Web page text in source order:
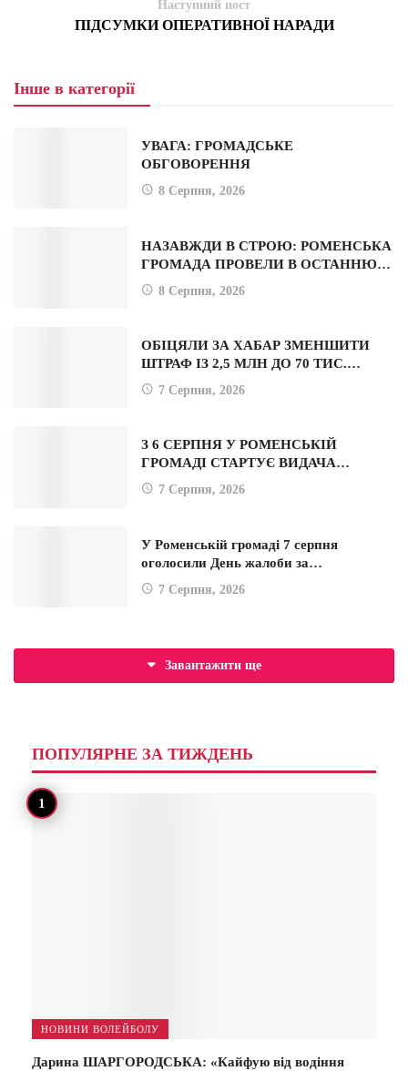
Наступний пост
ПІДСУМКИ ОПЕРАТИВНОЇ НАРАДИ
Інше в категорії
УВАГА: ГРОМАДСЬКЕ
ОБГОВОРЕННЯ
8 Серпня, 2026
НАЗАВЖДИ В СТРОЮ: РОМЕНСЬКА
ГРОМАДА ПРОВЕЛИ В ОСТАННЮ…
8 Серпня, 2026
ОБІЦЯЛИ ЗА ХАБАР ЗМЕНШИТИ
ШТРАФ ІЗ 2,5 МЛН ДО 70 ТИС.…
7 Серпня, 2026
З 6 СЕРПНЯ У РОМЕНСЬКІЙ
ГРОМАДІ СТАРТУЄ ВИДАЧА…
7 Серпня, 2026
У Роменській громаді 7 серпня
оголосили День жалоби за…
7 Серпня, 2026
Завантажити ще
ПОПУЛЯРНЕ ЗА ТИЖДЕНЬ
НОВИНИ ВОЛЕЙБОЛУ
Дарина ШАРГОРОДСЬКА: «Кайфую від водіння